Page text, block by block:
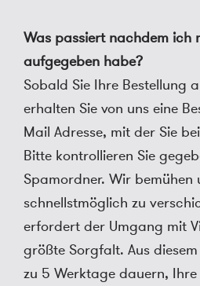
Was passiert nachdem ich
aufgegeben habe?
Sobald Sie Ihre Bestellung
erhalten Sie von uns eine
Mail Adresse, mit der Sie
Bitte kontrollieren Sie
Spamordner. Wir bemühen
schnellstmöglich zu
erfordert der Umgang mit
größte Sorgfalt. Aus
zu 5 Werktage dauern,